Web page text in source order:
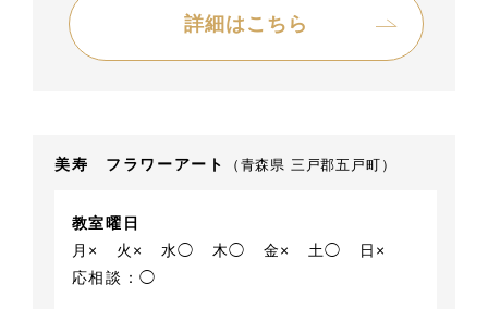
詳細はこちら
美寿 フラワーアート （青森県 三戸郡五戸町）
教室曜日
月×
火× 水◯ 木◯ 金× 土◯
日×
応相談：◯